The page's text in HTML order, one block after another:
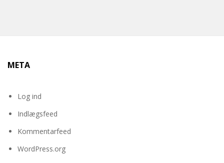
META
Log ind
Indlægsfeed
Kommentarfeed
WordPress.org